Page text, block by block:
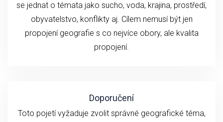
se jednat o témata jako sucho, voda, krajina, prostředí,
obyvatelstvo, konflikty aj. Cílem nemusí být jen
propojení geografie s co nejvíce obory, ale kvalita
propojení.
Doporučení
Toto pojetí vyžaduje zvolit správné geografické téma,